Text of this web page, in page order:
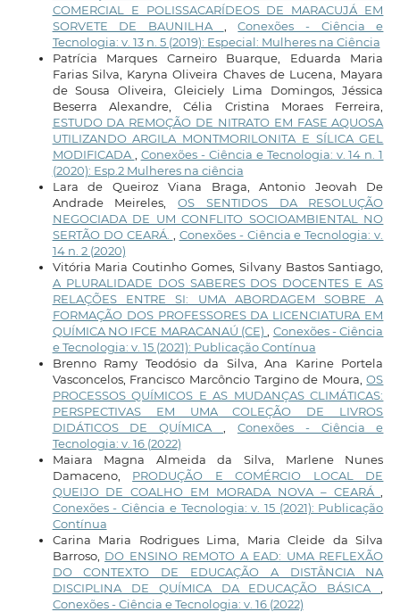
COMERCIAL E POLISSACARÍDEOS DE MARACUJÁ EM
SORVETE DE BAUNILHA
,Conexões - Ciência e
Tecnologia: v. 13 n. 5 (2019): Especial: Mulheres na Ciência
Patrícia Marques Carneiro Buarque, Eduarda Maria
Farias Silva, Karyna Oliveira Chaves de Lucena, Mayara
de Sousa Oliveira, Gleiciely Lima Domingos, Jéssica
Beserra Alexandre, Célia Cristina Moraes Ferreira,
ESTUDO DA REMOÇÃO DE NITRATO EM FASE AQUOSA
UTILIZANDO ARGILA MONTMORILONITA E SÍLICA GEL
MODIFICADA
Conexões - Ciência e Tecnologia: v. 14 n. 1
(2020): Esp.2 Mulheres na ciência
Lara de Queiroz Viana Braga, Antonio Jeovah De
Andrade Meireles,OS SENTIDOS DA RESOLUÇÃO
NEGOCIADA DE UM CONFLITO SOCIOAMBIENTAL NO
SERTÃO DO CEARÁ.
Conexões - Ciência e Tecnologia: v.
14 n. 2 (2020)
Vitória Maria Coutinho Gomes, Silvany Bastos Santiago,
A PLURALIDADE DOS SABERES DOS DOCENTES E AS
RELAÇÕES ENTRE SI: UMA ABORDAGEM SOBRE A
FORMAÇÃO DOS PROFESSORES DA LICENCIATURA EM
QUÍMICA NO IFCE MARACANAÚ (CE)
Conexões - Ciência
e Tecnologia: v. 15 (2021): Publicação Contínua
Brenno Ramy Teodósio da Silva, Ana Karine Portela
Vasconcelos, Francisco Marcôncio Targino de Moura,OS
PROCESSOS QUÍMICOS E AS MUDANÇAS CLIMÁTICAS:
PERSPECTIVAS EM UMA COLEÇÃO DE LIVROS
DIDÁTICOS DE QUÍMICA
Conexões - Ciência e
Tecnologia: v. 16 (2022)
Maiara Magna Almeida da Silva, Marlene Nunes
Damaceno, PRODUÇÃO E COMÉRCIO LOCAL DE
QUEIJO DE COALHO EM MORADA NOVA – CEARÁ
Conexões - Ciência e Tecnologia: v. 15 (2021): Publicação
Contínua
Carina Maria Rodrigues Lima, Maria Cleide da Silva
Barroso, DO ENSINO REMOTO A EAD: UMA REFLEXÃO
DO CONTEXTO DE EDUCAÇÃO A DISTÂNCIA NA
DISCIPLINA DE QUÍMICA DA EDUCAÇÃO BÁSICA
Conexões - Ciência e Tecnologia: v. 16 (2022)